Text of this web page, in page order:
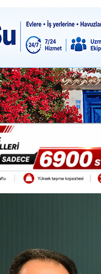
SON DAKİKA
BEROVA: HAYAT
Cumhurbaşkanı